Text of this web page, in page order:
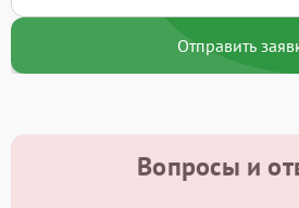
Отправить
Вопросы и